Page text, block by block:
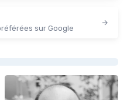
sur Google